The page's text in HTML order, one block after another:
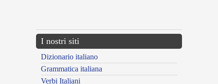
I nostri siti
Dizionario italiano
Grammatica italiana
Verbi Italiani